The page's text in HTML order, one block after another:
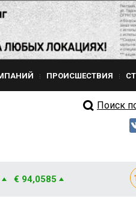
ПРОИСШЕСТВИЯ
Поиск
€ 94,0585